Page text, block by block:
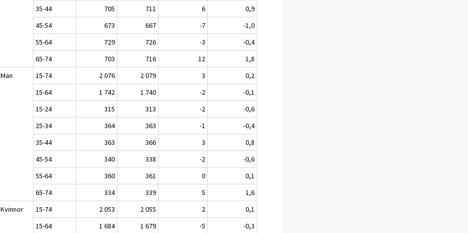
35-44
705 711 6
0,9
45-54
673 667 -7
-1,0
55-64
729 726 -3
-0,4
65-74
703 716 12
1,8
Män
15-74 2 076 2 079 3
0,2
15-64
1 742 1 740 -2
-0,1
15-24
315 313 -2
-0,6
25-34
364 363 -1
-0,4
35-44
363 366 3
0,8
45-54
340 338 -2
-0,6
55-64
360 361 0
0,1
65-74
334 339 5
1,6
Kvinnor
15-74 2 053 2 055 2
0,1
15-64
1 684 1 679 -5
-0,3